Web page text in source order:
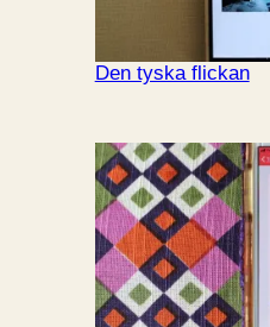
Den tyska flickan